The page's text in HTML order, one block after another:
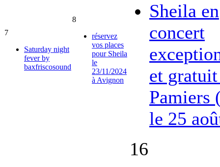
7
Saturday night
fever by
baxfriscosound
8
réservez
vos places
pour Sheila
le
23/11/2024
à Avignon
Sheila en
concert
et
Pamiers
le 25
16